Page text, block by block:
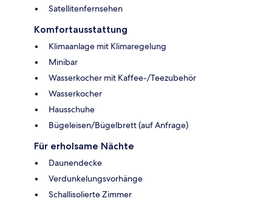
Satellitenfernsehen
Komfortausstattung
Klimaanlage mit Klimaregelung
Minibar
Wasserkocher mit Kaffee-/Teezubehör
Wasserkocher
Hausschuhe
Bügeleisen/Bügelbrett (auf Anfrage)
Für erholsame Nächte
Daunendecke
Verdunkelungsvorhänge
Schallisolierte Zimmer